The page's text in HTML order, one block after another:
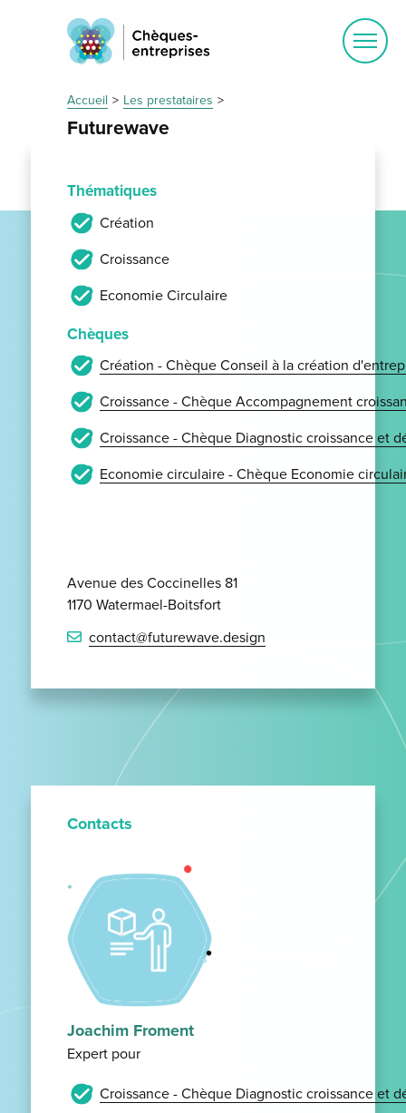
Accueil Les prestataires
Futurewave
Thématiques
Création
Croissance
Economie Circulaire
Chèques
Création - Chèque Conseil à la création
Croissance - Chèque Accompagnement
Croissance - Chèque Diagnostic croissance et
Economie circulaire - Chèque Economie
Avenue des Coccinelles 81
1170 Watermael-Boitsfort
contact@futurewave.design
Contacts
Joachim Froment
Expert pour
Croissance - Chèque Diagnostic croissance et
Ouvrir
le